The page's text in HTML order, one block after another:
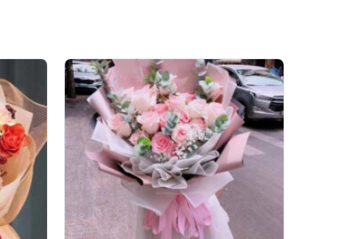
hơn là phô trương. Đây
lời nói nhiều, chỉ cần
của mỗi người. Chính sự